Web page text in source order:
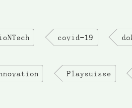
covid-19
Playsuisse